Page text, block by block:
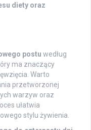
diety oraz
postu według
ma znaczący
Warto
przetworzonej
warzyw oraz
ułatwia
stylu żywienia.